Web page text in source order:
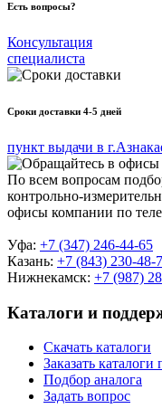
Есть вопросы?
Консультация
специалиста
Сроки доставки 4-5 дней
пункт выдачи в
По всем вопросам
контрольно-
офисы компании по
Уфа: +7 (347) 246-44-65
Казань: +7 (843) 230-48-
Нижнекамск: +7 (987)
Каталоги и
Скачать каталоги
Заказать каталоги
Подбор аналога
Задать вопрос